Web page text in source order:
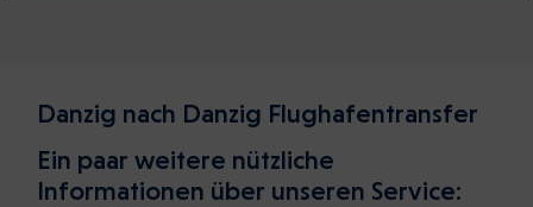
Danzig nach Danzig Flughafentransfer
Ein paar weitere nützliche
Informationen über unseren Service: